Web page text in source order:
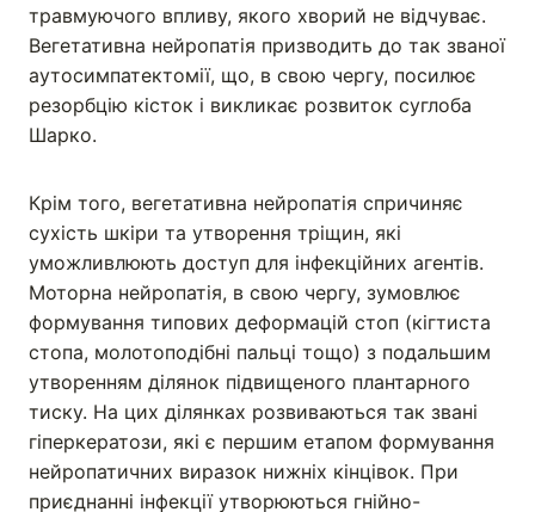
травмуючого впливу, якого хворий не відчуває.
Вегетативна нейропатія призводить до так званої
аутосимпатектомії, що, в свою чергу, посилює
резорбцію кісток і викликає розвиток суглоба
Шарко.
Крім того, вегетативна нейропатія спричиняє
сухість шкіри та утворення тріщин, які
уможливлюють доступ для інфекційних агентів.
Моторна нейропатія, в свою чергу, зумовлює
формування типових деформацій стоп (кігтиста
стопа, молотоподібні пальці тощо) з подальшим
утворенням ділянок підвищеного плантарного
тиску. На цих ділянках розвиваються так звані
гіперкератози, які є першим етапом формування
нейропатичних виразок нижніх кінцівок. При
приєднанні інфекції утворюються гнійно-